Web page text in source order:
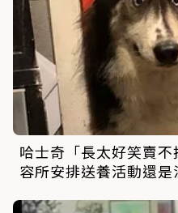
哈士奇「長太好笑賣
容所安排送養活動還是